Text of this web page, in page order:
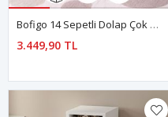
Bofigo 14 Sepetli Dolap Çok Amaçlı Dolap Oyuncak Dolabı Ela Beyaz
3.449,90 TL